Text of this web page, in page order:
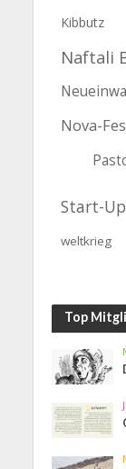
Kibbutz
Naftali
Nova-
Start-
weltkrieg
Top